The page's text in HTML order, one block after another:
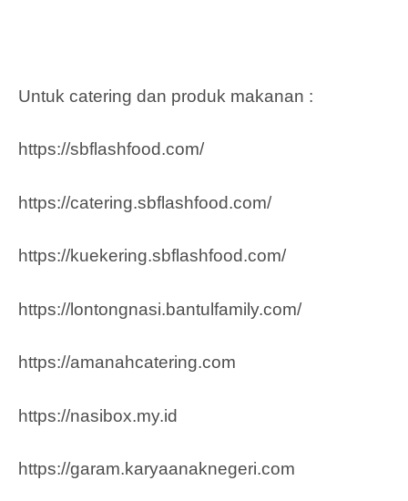
Untuk catering dan produk makanan :
https://sbflashfood.com/
https://catering.sbflashfood.com/
https://kuekering.sbflashfood.com/
https://lontongnasi.bantulfamily.com/
https://amanahcatering.com
https://nasibox.my.id
https://garam.karyaanaknegeri.com